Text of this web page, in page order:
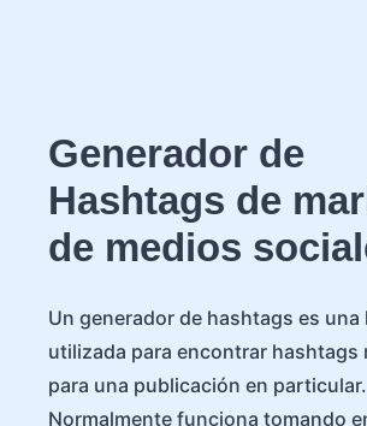
Generador de
Hashtags de
de medios
Un generador de hashtags es una
utilizada para encontrar hashtags
para una publicación en particular.
Normalmente funciona tomando